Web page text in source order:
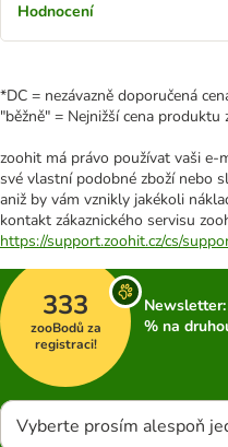
Hodnocení
*DC = nezávazně doporučená
"běžně" = Nejnižší cena
zoohit má právo používat vaši e-
své vlastní podobné zboží nebo
aniž by vám vznikly jakékoli
kontakt zákaznického servisu
https://support.zoohit.cz/cs/
333
zooBodů za
registraci!
% na
Vyberte prosím alespoň